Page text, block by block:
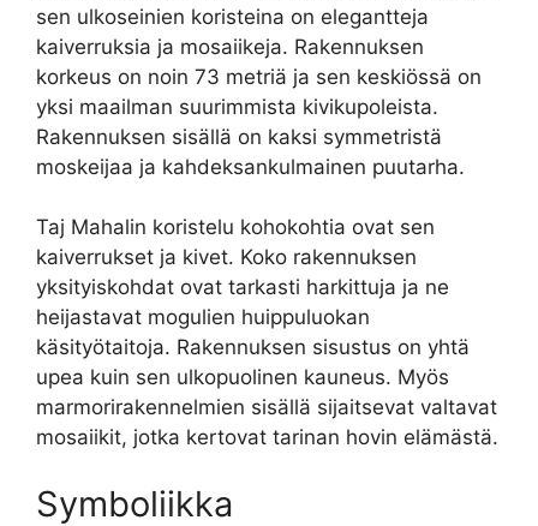
sen ulkoseinien koristeina on elegantteja
kaiverruksia ja mosaiikeja. Rakennuksen
korkeus on noin 73 metriä ja sen keskiössä on
yksi maailman suurimmista kivikupoleista.
Rakennuksen sisällä on kaksi symmetristä
moskeijaa ja kahdeksankulmainen puutarha.
Taj Mahalin koristelu kohokohtia ovat sen
kaiverrukset ja kivet. Koko rakennuksen
yksityiskohdat ovat tarkasti harkittuja ja ne
heijastavat mogulien huippuluokan
käsityötaitoja. Rakennuksen sisustus on yhtä
upea kuin sen ulkopuolinen kauneus. Myös
marmorirakennelmien sisällä sijaitsevat valtavat
mosaiikit, jotka kertovat tarinan hovin elämästä.
Symboliikka